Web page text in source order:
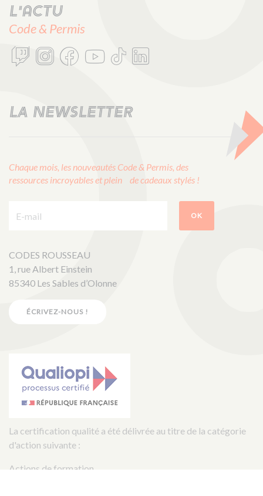
L'actu
Code & Permis
LA NEWSLETTER
Chaque mois, les nouveautés Code & Permis, des
ressources incroyables et plein de cadeaux stylés !
OK
CODES ROUSSEAU
1, rue Albert Einstein
85340 Les Sables d’Olonne
ÉCRIVEZ-NOUS !
La certification qualité a été délivrée au titre de la catégorie
d'action suivante :
Actions de formation